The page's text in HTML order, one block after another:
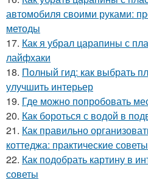
автомобиля своими руками:
методы
17. Как я убрал царапины с
лайфхаки
18. Полный гид: как выбрать
улучшить интерьер
19. Где можно попробовать
20. Как бороться с водой в
21. Как правильно
коттеджа: практические советы
22. Как подобрать картину в
советы